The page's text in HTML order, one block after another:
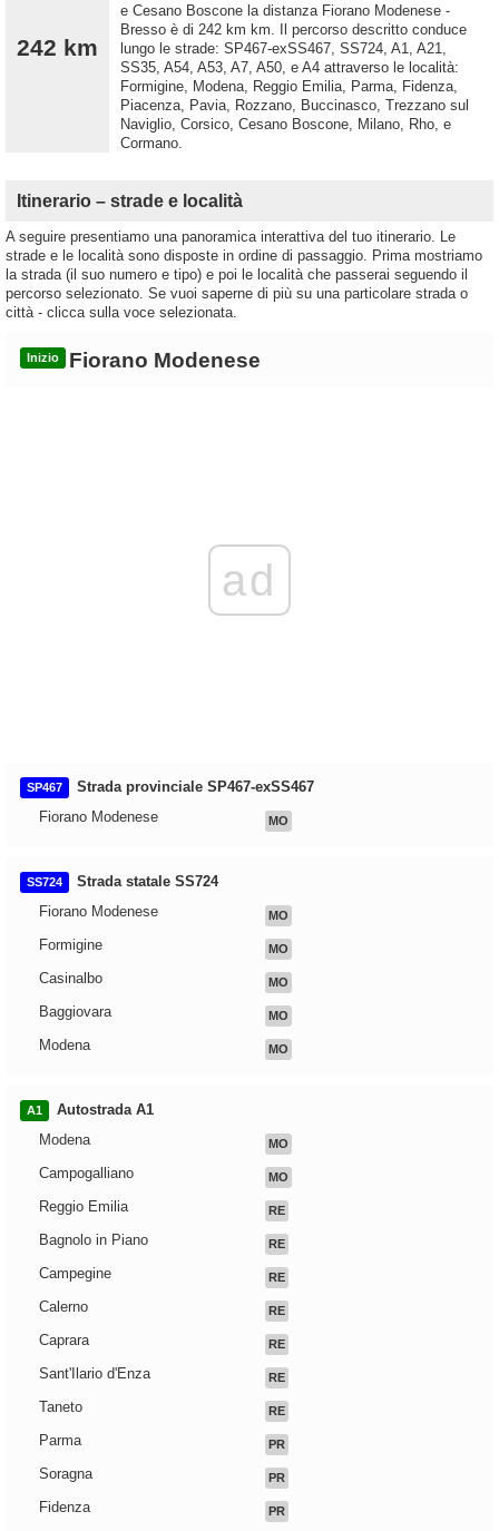
242 km
e Cesano Boscone la distanza Fiorano Modenese -
Bresso è di 242 km km. Il percorso descritto conduce
lungo le strade: SP467-exSS467, SS724, A1, A21,
SS35, A54, A53, A7, A50, e A4 attraverso le località:
Formigine, Modena, Reggio Emilia, Parma, Fidenza,
Piacenza, Pavia, Rozzano, Buccinasco, Trezzano sul
Naviglio, Corsico, Cesano Boscone, Milano, Rho, e
Cormano.
Itinerario – strade e località
A seguire presentiamo una panoramica interattiva del tuo itinerario. Le
strade e le località sono disposte in ordine di passaggio. Prima mostriamo
la strada (il suo numero e tipo) e poi le località che passerai seguendo il
percorso selezionato. Se vuoi saperne di più su una particolare strada o
città - clicca sulla voce selezionata.
Inizio Fiorano Modenese
ad
SP467
Strada provinciale SP467-exSS467
Fiorano Modenese
MO
SS724
Strada statale SS724
Fiorano Modenese
MO
Formigine MO
Casinalbo MO
Baggiovara MO
Modena MO
A1
Autostrada A1
Modena
MO
Campogalliano MO
Reggio Emilia RE
Bagnolo in Piano RE
Campegine RE
Calerno RE
Caprara RE
Sant'Ilario d'Enza RE
Taneto RE
Parma PR
Soragna PR
Fidenza PR